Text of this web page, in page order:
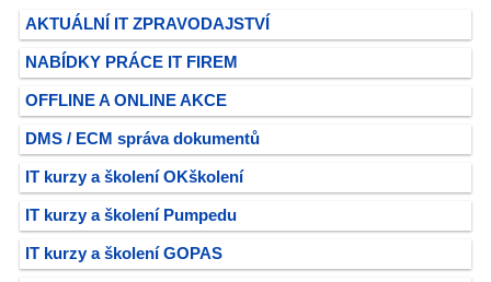
AKTUÁLNÍ IT ZPRAVODAJSTVÍ
NABÍDKY PRÁCE IT FIREM
OFFLINE A ONLINE AKCE
DMS / ECM správa dokumentů
IT kurzy a školení OKškolení
IT kurzy a školení Pumpedu
IT kurzy a školení GOPAS